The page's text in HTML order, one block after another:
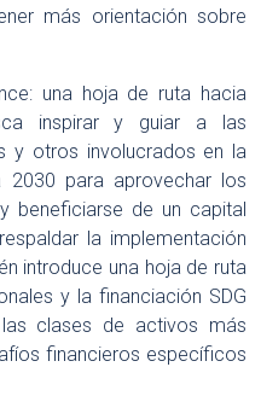
más orientación sobre
una hoja de ruta hacia
inspirar y guiar a las
y otros involucrados en la
2030 para aprovechar los
beneficiarse de un capital
la implementación
introduce una hoja de ruta
y la financiación SDG
clases de activos más
financieros específicos